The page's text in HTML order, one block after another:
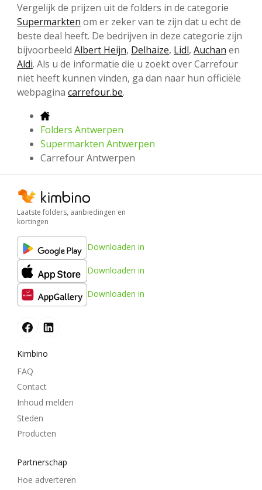
Vergelijk de prijzen uit de folders in de categorie
Supermarkten om er zeker van te zijn dat u echt de
beste deal heeft. De bedrijven in deze categorie zijn
bijvoorbeeld Albert Heijn, Delhaize, Lidl, Auchan en
Aldi. Als u de informatie die u zoekt over Carrefour
niet heeft kunnen vinden, ga dan naar hun officiële
webpagina carrefour.be.
Folders Antwerpen
Supermarkten Antwerpen
Carrefour Antwerpen
Laatste folders, aanbiedingen en
kortingen
Downloaden in
Downloaden in
Downloaden in
Kimbino
FAQ
Contact
Inhoud melden
Steden
Producten
Partnerschap
Hoe adverteren